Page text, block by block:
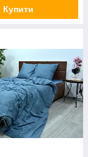
Купити